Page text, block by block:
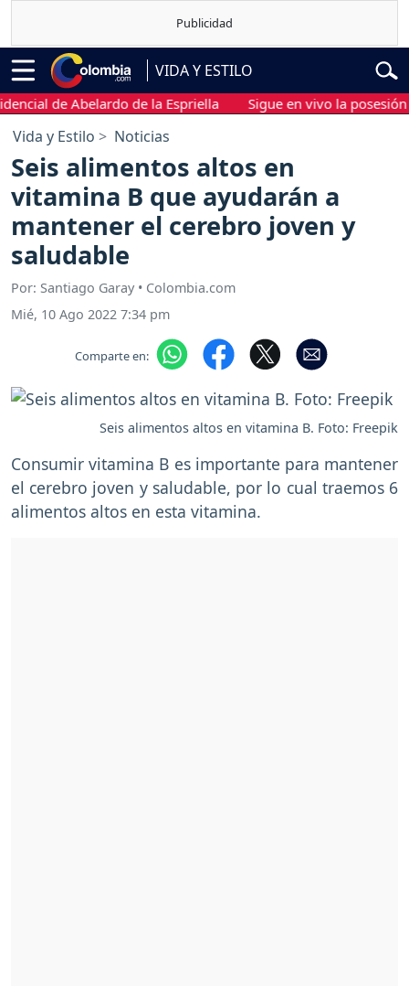
VIDA Y ESTILO
de Abelardo de la Espriella Sigue en vivo la posesión
Vida y Estilo Noticias
Seis alimentos altos en
vitamina B que ayudarán a
mantener el cerebro joven y
saludable
Por: Santiago Garay • Colombia.com
Mié, 10 Ago 2022 7:34 pm
Comparte en:
Seis alimentos altos en vitamina B. Foto: Freepik
Consumir vitamina B es importante para mantener
el cerebro joven y saludable, por lo cual traemos 6
alimentos altos en esta vitamina.